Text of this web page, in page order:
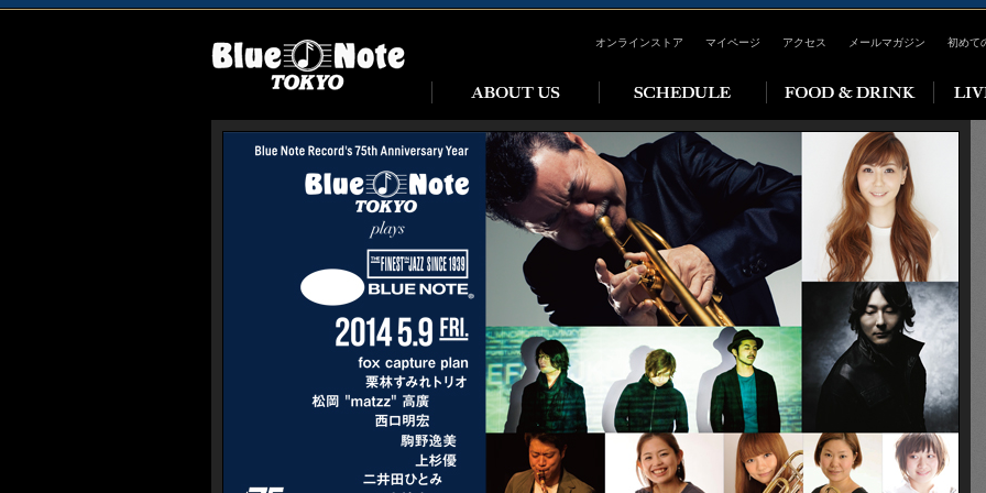
オンラインストア マイページ アクセス メールマガジン 初めて